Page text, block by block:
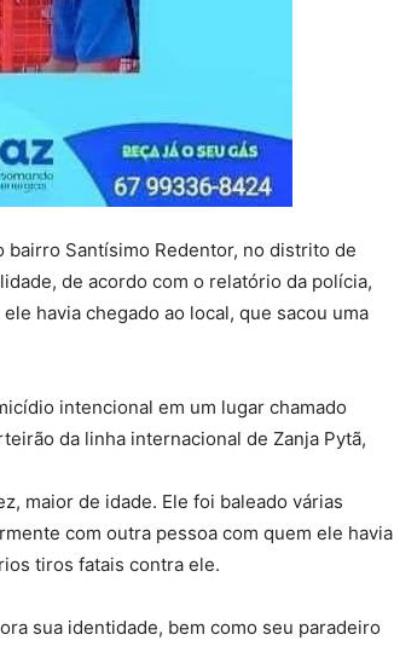
bairro Santísimo Redentor, no distrito de
de acordo com o relatório da polícia,
havia chegado ao local, que sacou uma
intencional em um lugar chamado
da linha internacional de Zanja Pytã,
maior de idade. Ele foi baleado várias
com outra pessoa com quem ele havia
tiros fatais contra ele.
sua identidade, bem como seu paradeiro